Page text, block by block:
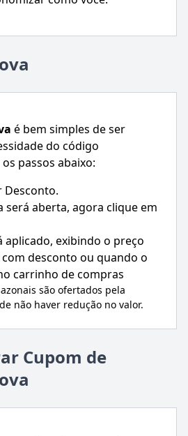
é bem simples de ser
do código
passos abaixo:
Desconto.
será aberta, agora clique em
aplicado, exibindo o preço
desconto ou quando o
carrinho de compras
são ofertados pela
não haver redução no valor.
Cupom de